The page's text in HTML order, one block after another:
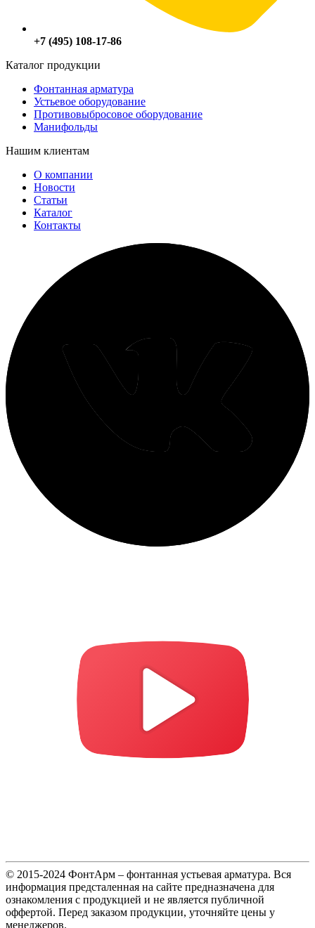
+7 (495) 108-17-86
Каталог продукции
Фонтанная арматура
Устьевое оборудование
Противовыбросовое оборудование
Манифольды
Нашим клиентам
О компании
Новости
Статьи
Каталог
Контакты
© 2015-2024 ФонтАрм – фонтанная устьевая арматура. Вся
информация предсталенная на сайте предназначена для
ознакомления с продукцией и не является публичной
оффертой. Перед заказом продукции, уточняйте цены у
менеджеров.